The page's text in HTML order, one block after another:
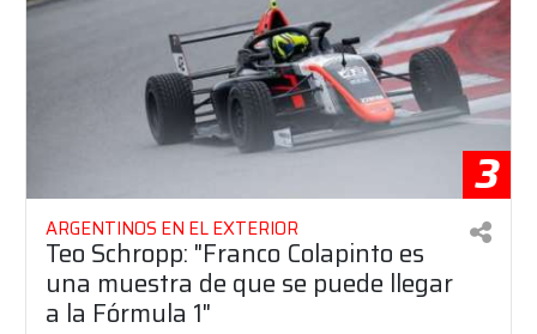
3
ARGENTINOS EN EL EXTERIOR
Teo Schropp: "Franco Colapinto es
una muestra de que se puede llegar
a la Fórmula 1"